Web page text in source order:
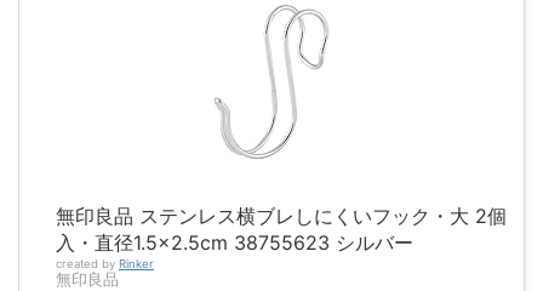
無印良品 ステンレス横ブレしにくいフック・大 2個
入・直径1.5×2.5cm 38755623 シルバー
created by Rinker
無印良品